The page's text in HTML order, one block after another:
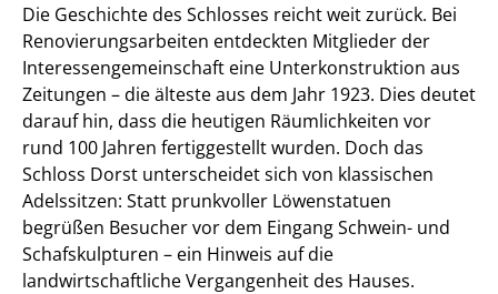
Die Geschichte des Schlosses reicht weit zurück. Bei
Renovierungsarbeiten entdeckten Mitglieder der
Interessengemeinschaft eine Unterkonstruktion aus
Zeitungen – die älteste aus dem Jahr 1923. Dies deutet
darauf hin, dass die heutigen Räumlichkeiten vor
rund 100 Jahren fertiggestellt wurden. Doch das
Schloss Dorst unterscheidet sich von klassischen
Adelssitzen: Statt prunkvoller Löwenstatuen
begrüßen Besucher vor dem Eingang Schwein- und
Schafskulpturen – ein Hinweis auf die
landwirtschaftliche Vergangenheit des Hauses.